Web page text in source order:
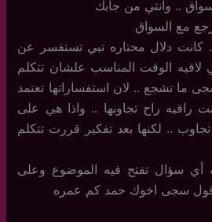
.. وانتي من جابك
مع السواق
دلال محتاره تبي تستفسر عن
لاقيه الوقت المناسب علشان تتكلم
ما تشجع .. لان استفساراتها تعتمد
راقيه راح تجاوبها .. واذا هي على
.. لكنها بعد تفكير قررت تتكلم
أي سؤال تفتح فيه الموضوع وعلى
اقول سجى اخوك حمد كم عمره